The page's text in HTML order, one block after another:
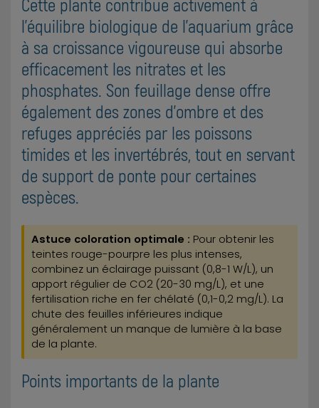
Cette plante contribue activement à
l'équilibre biologique de l'aquarium grâce
à sa croissance vigoureuse qui absorbe
efficacement les nitrates et les
phosphates. Son feuillage dense offre
également des zones d'ombre et des
refuges appréciés par les poissons
timides et les invertébrés, tout en servant
de support de ponte pour certaines
espèces.
Astuce coloration optimale : Pour obtenir les
teintes rouge-pourpre les plus intenses,
combinez un éclairage puissant (0,8-1 W/L), un
apport régulier de CO2 (20-30 mg/L), et une
fertilisation riche en fer chélaté (0,1-0,2 mg/L). La
chute des feuilles inférieures indique
généralement un manque de lumière à la base
de la plante.
Points importants de la plante